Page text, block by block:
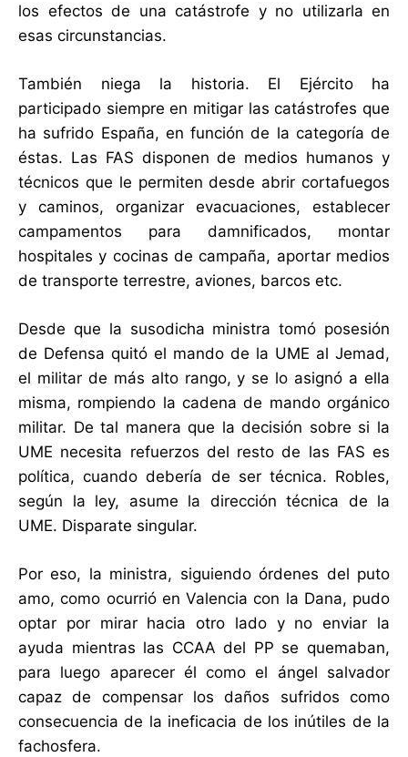
los efectos de una catástrofe y no utilizarla en
esas circunstancias.
También niega la historia. El Ejército ha
participado siempre en mitigar las catástrofes que
ha sufrido España, en función de la categoría de
éstas. Las FAS disponen de medios humanos y
técnicos que le permiten desde abrir cortafuegos
y caminos, organizar evacuaciones, establecer
campamentos para damnificados, montar
hospitales y cocinas de campaña, aportar medios
de transporte terrestre, aviones, barcos etc.
Desde que la susodicha ministra tomó posesión
de Defensa quitó el mando de la UME al Jemad,
el militar de más alto rango, y se lo asignó a ella
misma, rompiendo la cadena de mando orgánico
militar. De tal manera que la decisión sobre si la
UME necesita refuerzos del resto de las FAS es
política, cuando debería de ser técnica. Robles,
según la ley, asume la dirección técnica de la
UME. Disparate singular.
Por eso, la ministra, siguiendo órdenes del puto
amo, como ocurrió en Valencia con la Dana, pudo
optar por mirar hacia otro lado y no enviar la
ayuda mientras las CCAA del PP se quemaban,
para luego aparecer él como el ángel salvador
capaz de compensar los daños sufridos como
consecuencia de la ineficacia de los inútiles de la
fachosfera.